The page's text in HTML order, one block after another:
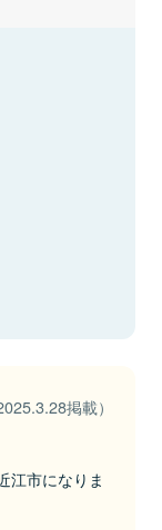
掲載）
江市になりま